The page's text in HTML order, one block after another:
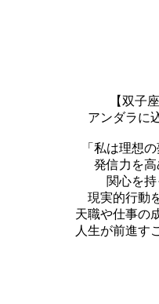
【双子
アンダラに
「私は理想
発信力を
関心を
現実的行動
天職や仕事の
人生が前進す